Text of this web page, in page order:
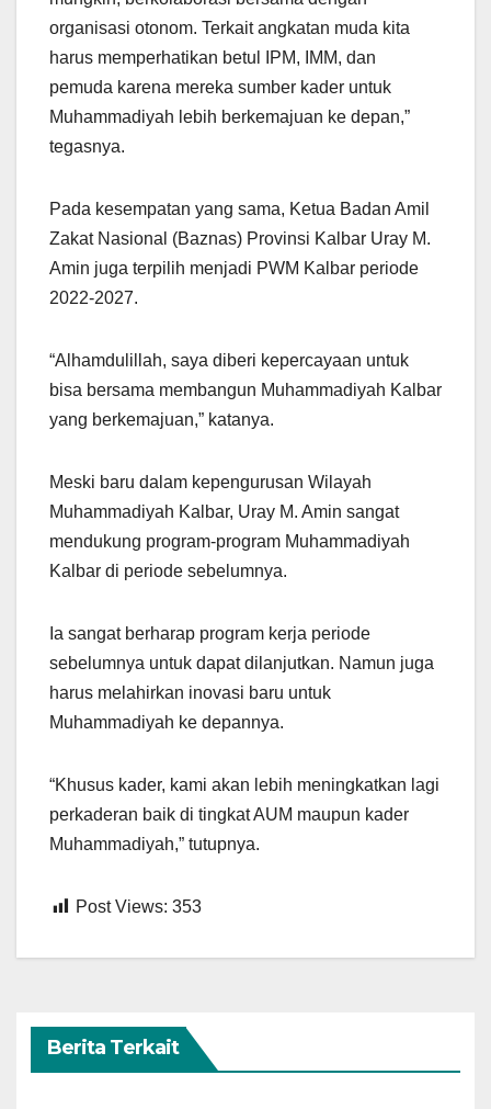
organisasi otonom. Terkait angkatan muda kita
harus memperhatikan betul IPM, IMM, dan
pemuda karena mereka sumber kader untuk
Muhammadiyah lebih berkemajuan ke depan,”
tegasnya.
Pada kesempatan yang sama, Ketua Badan Amil
Zakat Nasional (Baznas) Provinsi Kalbar Uray M.
Amin juga terpilih menjadi PWM Kalbar periode
2022-2027.
“Alhamdulillah, saya diberi kepercayaan untuk
bisa bersama membangun Muhammadiyah Kalbar
yang berkemajuan,” katanya.
Meski baru dalam kepengurusan Wilayah
Muhammadiyah Kalbar, Uray M. Amin sangat
mendukung program-program Muhammadiyah
Kalbar di periode sebelumnya.
Ia sangat berharap program kerja periode
sebelumnya untuk dapat dilanjutkan. Namun juga
harus melahirkan inovasi baru untuk
Muhammadiyah ke depannya.
“Khusus kader, kami akan lebih meningkatkan lagi
perkaderan baik di tingkat AUM maupun kader
Muhammadiyah,” tutupnya.
Post Views: 353
Berita Terkait